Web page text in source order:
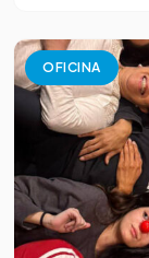
OFICINA